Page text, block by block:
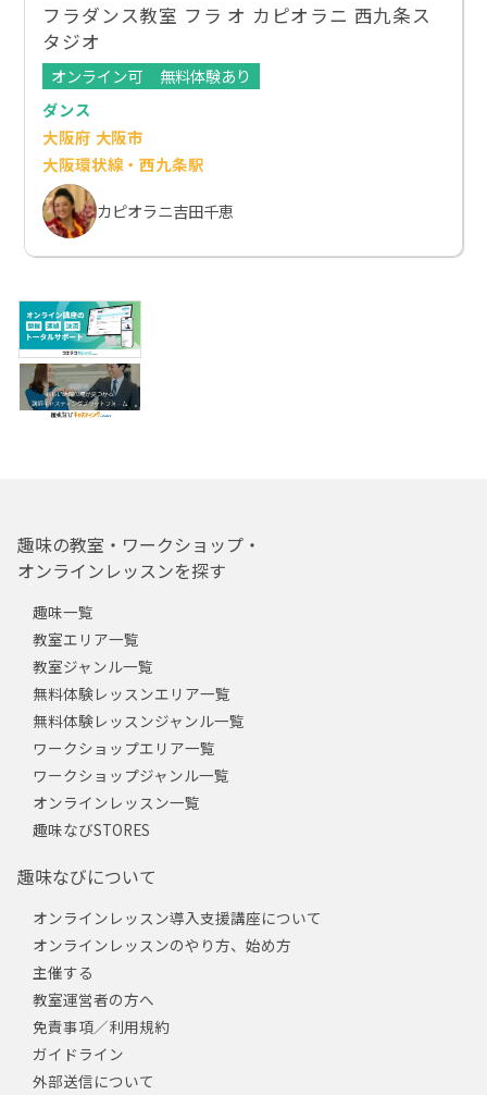
フラダンス教室 フラ オ カピオラニ 西九条ス
タジオ
オンライン可
無料体験あり
ダンス
大阪府 大阪市
大阪環状線・西九条駅
カピオラニ吉田千恵
趣味の教室・ワークショップ・
オンラインレッスンを探す
趣味一覧
教室エリア一覧
教室ジャンル一覧
無料体験レッスンエリア一覧
無料体験レッスンジャンル一覧
ワークショップエリア一覧
ワークショップジャンル一覧
オンラインレッスン一覧
趣味なびSTORES
趣味なびについて
オンラインレッスン導入支援講座について
オンラインレッスンのやり方、始め方
主催する
教室運営者の方へ
免責事項／利用規約
ガイドライン
外部送信について